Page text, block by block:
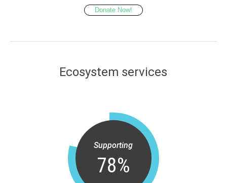
Donate Now!
Ecosystem services
Supporting
78%